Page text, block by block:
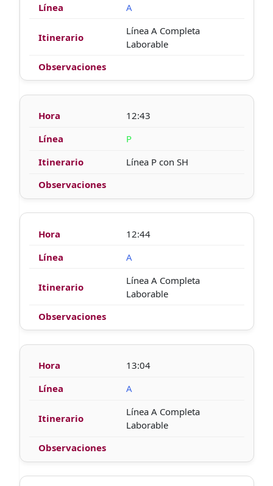
A
Línea A Completa
Laborable
12:43
P
Línea P con SH
12:44
A
Línea A Completa
Laborable
13:04
A
Línea A Completa
Laborable